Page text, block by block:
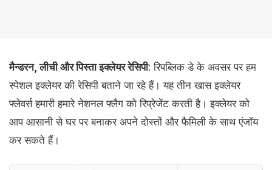
मैन्डरन, लीची और पिस्ता इक्लेयर रेसिपी: रिपब्लिक डे के अवसर पर हम
स्पेशल इक्लेयर की रेसिपी बताने जा रहे हैं। यह तीन खास इक्लेयर
फ्लेवर्स हमारी हमारे नेशनल फ्लैग को रिप्रेजेंट करती है। इक्लेयर को
आप आसानी से घर पर बनाकर अपने दोस्तों और फैमिली के साथ एंजॉय
कर सकते हैं।